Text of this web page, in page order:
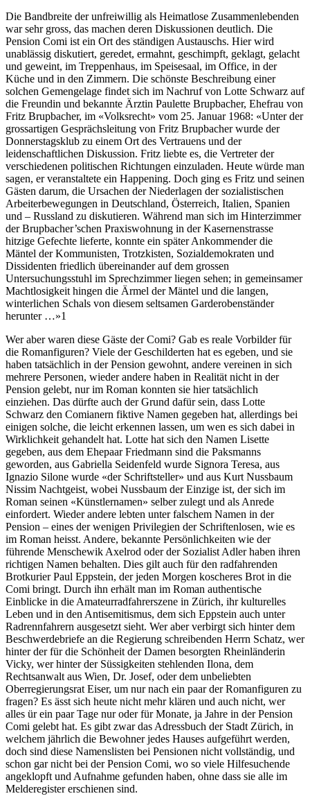
Die Bandbreite der unfreiwillig als Heimatlose Zusammenlebenden
war sehr gross, das machen deren Diskussionen deutlich. Die
Pension Comi ist ein Ort des ständigen Austauschs. Hier wird
unablässig diskutiert, geredet, ermahnt, geschimpft, geklagt, gelacht
und geweint, im Treppenhaus, im Speisesaal, im Office, in der
Küche und in den Zimmern. Die schönste Beschreibung einer
solchen Gemengelage findet sich im Nachruf von Lotte Schwarz auf
die Freundin und bekannte Ärztin Paulette Brupbacher, Ehefrau von
Fritz Brupbacher, im «Volksrecht» vom 25. Januar 1968: «Unter der
grossartigen Gesprächsleitung von Fritz Brupbacher wurde der
Donnerstagsklub zu einem Ort des Vertrauens und der
leidenschaftlichen Diskussion. Fritz liebte es, die Vertreter der
verschiedenen politischen Richtungen einzuladen. Heute würde man
sagen, er veranstaltete ein Happening. Doch ging es Fritz und seinen
Gästen darum, die Ursachen der Niederlagen der sozialistischen
Arbeiterbewegungen in Deutschland, Österreich, Italien, Spanien
und – Russland zu diskutieren. Während man sich im Hinterzimmer
der Brupbacher’schen Praxiswohnung in der Kasernenstrasse
hitzige Gefechte lieferte, konnte ein später Ankommender die
Mäntel der Kommunisten, Trotzkisten, Sozialdemokraten und
Dissidenten friedlich übereinander auf dem grossen
Untersuchungsstuhl im Sprechzimmer liegen sehen; in gemeinsamer
Machtlosigkeit hingen die Ärmel der Mäntel und die langen,
winterlichen Schals von diesem seltsamen Garderobenständer
herunter …»1
Wer aber waren diese Gäste der Comi? Gab es reale Vorbilder für
die Romanfiguren? Viele der Geschilderten hat es egeben, und sie
haben tatsächlich in der Pension gewohnt, andere vereinen in sich
mehrere Personen, wieder andere haben in Realität nicht in der
Pension gelebt, nur im Roman konnten sie hier tatsächlich
einziehen. Das dürfte auch der Grund dafür sein, dass Lotte
Schwarz den Comianern fiktive Namen gegeben hat, allerdings bei
einigen solche, die leicht erkennen lassen, um wen es sich dabei in
Wirklichkeit gehandelt hat. Lotte hat sich den Namen Lisette
gegeben, aus dem Ehepaar Friedmann sind die Paksmanns
geworden, aus Gabriella Seidenfeld wurde Signora Teresa, aus
Ignazio Silone wurde «der Schriftsteller» und aus Kurt Nussbaum
Nissim Nachtgeist, wobei Nussbaum der Einzige ist, der sich im
Roman seinen «Künstlernamen» selber zulegt und als Anrede
einfordert. Wieder andere lebten unter falschem Namen in der
Pension – eines der wenigen Privilegien der Schriftenlosen, wie es
im Roman heisst. Andere, bekannte Persönlichkeiten wie der
führende Menschewik Axelrod oder der Sozialist Adler haben ihren
richtigen Namen behalten. Dies gilt auch für den radfahrenden
Brotkurier Paul Eppstein, der jeden Morgen koscheres Brot in die
Comi bringt. Durch ihn erhält man im Roman authentische
Einblicke in die Amateurradfahrerszene in Zürich, ihr kulturelles
Leben und in den Antisemitismus, dem sich Eppstein auch unter
Radrennfahrern ausgesetzt sieht. Wer aber verbirgt sich hinter dem
Beschwerdebriefe an die Regierung schreibenden Herrn Schatz, wer
hinter der für die Schönheit der Damen besorgten Rheinländerin
Vicky, wer hinter der Süssigkeiten stehlenden Ilona, dem
Rechtsanwalt aus Wien, Dr. Josef, oder dem unbeliebten
Oberregierungsrat Eiser, um nur nach ein paar der Romanfiguren zu
fragen? Es ässt sich heute nicht mehr klären und auch nicht, wer
alles ür ein paar Tage nur oder für Monate, ja Jahre in der Pension
Comi gelebt hat. Es gibt zwar das Adressbuch der Stadt Zürich, in
welchem jährlich die Bewohner jedes Hauses aufgeführt werden,
doch sind diese Namenslisten bei Pensionen nicht vollständig, und
schon gar nicht bei der Pension Comi, wo so viele Hilfesuchende
angeklopft und Aufnahme gefunden haben, ohne dass sie alle im
Melderegister erschienen sind.